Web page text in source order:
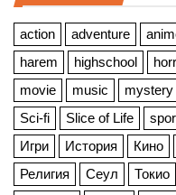
action adventure
harem
highschool
movie
music mystery
Sci-fi
Slice of Life
Игри
История Кино
Религия
Сеул Токио